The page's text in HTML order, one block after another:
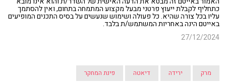
כתחליף לקבלת ייעוץ פרטני מבעל מקצוע המתמחה בתחום, ואין להסתמך
עליו בכל צורה שהיא. כל פעולה ושימוש שנעשים על בסיס התכנים המופיעים
באייטם הינה באחריות המשתמש/ת בלבד.
27/12/2024
מרק ירידה דיאטה פינת המחקר